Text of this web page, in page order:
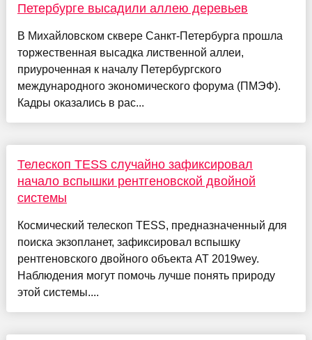
Петербурге высадили аллею деревьев
В Михайловском сквере Санкт-Петербурга прошла
торжественная высадка лиственной аллеи,
приуроченная к началу Петербургского
международного экономического форума (ПМЭФ).
Кадры оказались в рас...
Телескоп TESS случайно зафиксировал
начало вспышки рентгеновской двойной
системы
Космический телескоп TESS, предназначенный для
поиска экзопланет, зафиксировал вспышку
рентгеновского двойного объекта AT 2019wey.
Наблюдения могут помочь лучше понять природу
этой системы....